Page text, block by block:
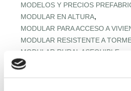
MODELOS Y PRECIOS
MODULAR EN ALTURA,
MODULAR PARA ACCESO A
MODULAR RESISTENTE A
MODULAR RURAL ASEQUIBLE
MONTAJE EXPRÉS Y